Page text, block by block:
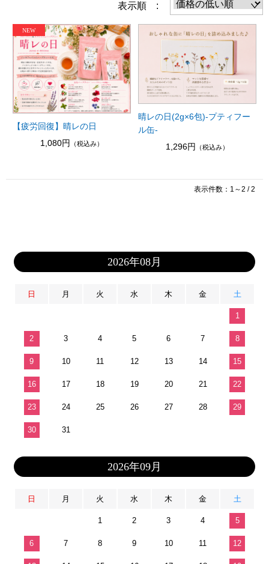
表示順 :
【疲労回復】晴レの日
1,080円
（税込み）
晴レの日(2g×6包)-プティフー
ル缶-
1,296円
（税込み）
表示件数：1～2 / 2
2026年08月
日 月 火 水 木 金 土
1
2 3 4 5 6 7 8
9 10 11 12 13 14 15
16 17 18 19 20 21 22
23 24 25 26 27 28 29
30 31
2026年09月
日 月 火 水 木 金 土
1 2 3 4 5
6 7 8 9 10 11 12